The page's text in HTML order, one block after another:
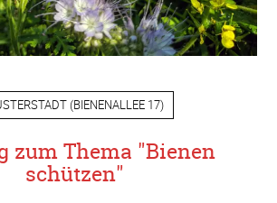
(BIENENALLEE 17)
zum Thema "Bienen
schützen"